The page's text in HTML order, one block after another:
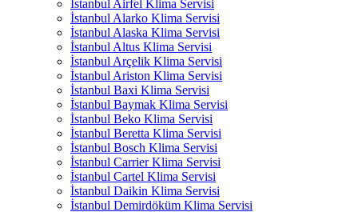
İstanbul Airfel Klima Servisi
İstanbul Alarko Klima Servisi
İstanbul Alaska Klima Servisi
İstanbul Altus Klima Servisi
İstanbul Arçelik Klima Servisi
İstanbul Ariston Klima Servisi
İstanbul Baxi Klima Servisi
İstanbul Baymak Klima Servisi
İstanbul Beko Klima Servisi
İstanbul Beretta Klima Servisi
İstanbul Bosch Klima Servisi
İstanbul Carrier Klima Servisi
İstanbul Cartel Klima Servisi
İstanbul Daikin Klima Servisi
İstanbul Demirdöküm Klima Servisi